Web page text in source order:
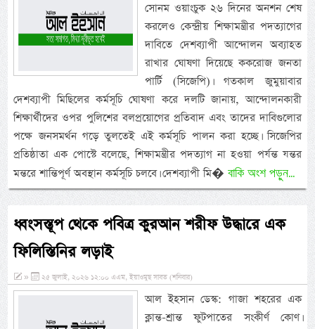
সোনম ওয়াংচুক ২৬ দিনের অনশন শেষ
করলেও কেন্দ্রীয় শিক্ষামন্ত্রীর পদত্যাগের
দাবিতে দেশব্যাপী আন্দোলন অব্যাহত
রাখার ঘোষণা দিয়েছে ককরোজ জনতা
পার্টি (সিজেপি)। গতকাল জুমুয়াবার
দেশব্যাপী মিছিলের কর্মসূচি ঘোষণা করে দলটি জানায়, আন্দোলনকারী
শিক্ষার্থীদের ওপর পুলিশের বলপ্রয়োগের প্রতিবাদ এবং তাদের দাবিগুলোর
পক্ষে জনসমর্থন গড়ে তুলতেই এই কর্মসূচি পালন করা হচ্ছে। সিজেপির
প্রতিষ্ঠাতা এক পোস্টে বলেছে, শিক্ষামন্ত্রীর পদত্যাগ না হওয়া পর্যন্ত যন্তর
মন্তরে শান্তিপূর্ণ অবস্থান কর্মসূচি চলবে। দেশব্যাপী মি�বাকি অংশ পড়ুন...
ধ্বংসস্তূপ থেকে পবিত্র কুরআন শরীফ উদ্ধারে এক
ফিলিস্তিনির লড়াই
» ২৫ জুলাই, ২০২৬ ১২:০০ এএম, ইয়াওমুছ সাবত (শনিবার)
আল ইহসান ডেস্ক: গাজা শহরের এক
ক্লান্ত-শ্রান্ত ফুটপাতের সংকীর্ণ কোণ।